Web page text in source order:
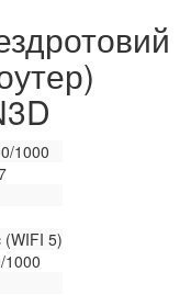
1000
(WIFI 5)
1000